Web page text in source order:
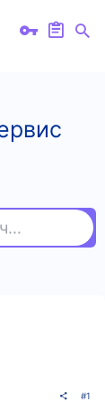
Найдите курс или автора. Сейчас ищут
#1